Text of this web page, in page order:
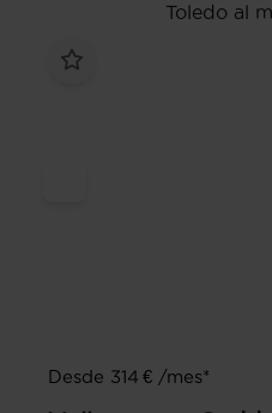
Toledo al
Desde 314 € /mes*